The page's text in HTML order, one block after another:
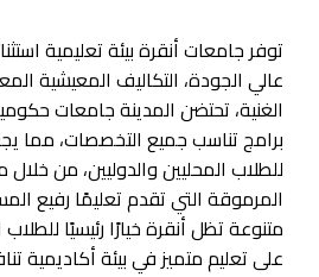
توفر جامعات أنقرةبيئة تعليمية
عالي الجودة، التكاليف المعيشية
الغنية، تحتضن المدينة جامعات
برامج تناسب جميع التخصصات، مما
للطلاب المحليين والدوليين، من
المرموقة التي تقدم تعليمًا رفيع
متنوعة تظل أنقرة خيارًا رئيسيًا
على تعليم متميز في بيئة أكاديمية